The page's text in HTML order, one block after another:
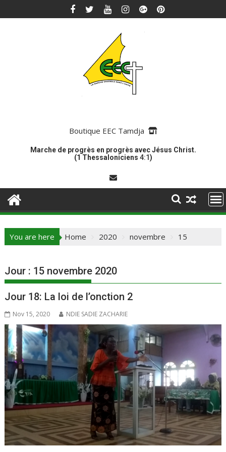
to
Boutique EEC Tamdja
Marche de progrès en progrès avec Jésus Christ.
(1 Thessaloniciens 4:1)
You are here Home 2020 novembre 15
Jour : 15 novembre 2020
Jour 18: La loi de l’onction 2
Nov 15, 2020 NDIE SADIE ZACHARIE